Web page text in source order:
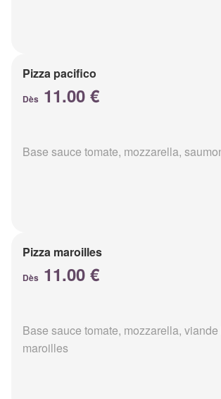
Pizza pacifico
Dès 11.00 €
Base sauce tomate, mozzarella,
Pizza maroilles
Dès 11.00 €
Base sauce tomate, mozzarella,
maroilles